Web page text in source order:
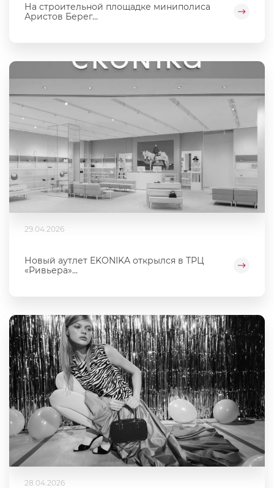
На строительной площадке миниполиса
Аристов Берег...
29.04.2026
Новый аутлет EKONIKA открылся в ТРЦ
«Ривьера»...
28.04.2026